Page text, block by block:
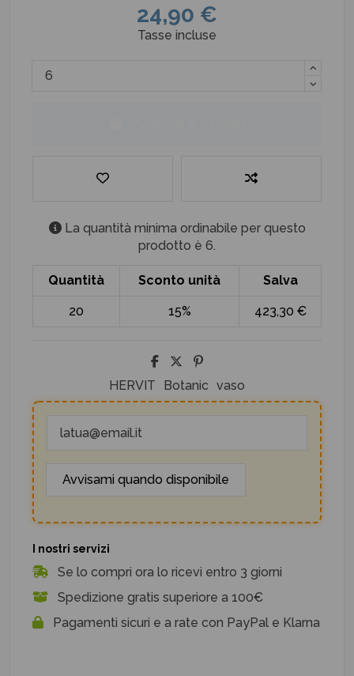
24,90 €
Tasse incluse
La quantità minima ordinabile per questo
prodotto è 6.
Quantità Sconto unità Salva
20 15% 423,30 €
HERVIT Botanic vaso
I nostri servizi
Se lo compri ora lo ricevi entro 3 giorni
Spedizione gratis superiore a 100€
Pagamenti sicuri e a rate con PayPal e Klarna